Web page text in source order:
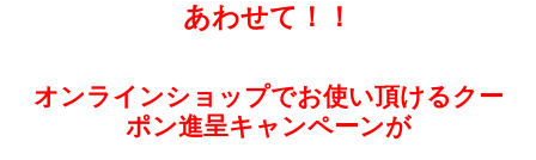
あわせて！！
オンラインショップでお使い頂けるクー
ポン進呈キャンペーンが